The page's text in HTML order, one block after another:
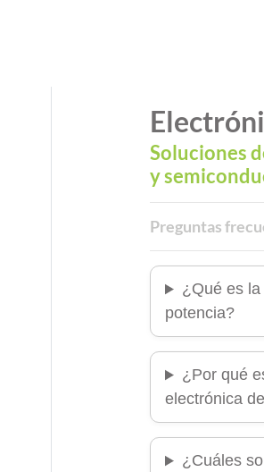
Soluciones
y
Preguntas
¿Qué es
potencia?
¿Por qué
electrónica
¿Cuáles